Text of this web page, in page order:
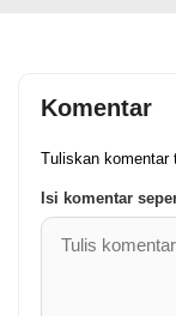
Komentar
Tuliskan komentar
Isi komentar